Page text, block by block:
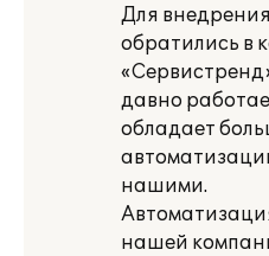
Для
обратились в
давно
обладает
нашими.
нашей